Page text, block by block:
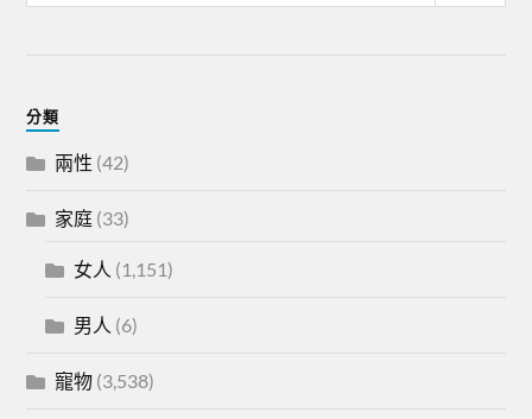
分類
兩性 (42)
家庭 (33)
女人 (1,151)
男人 (6)
寵物 (3,538)